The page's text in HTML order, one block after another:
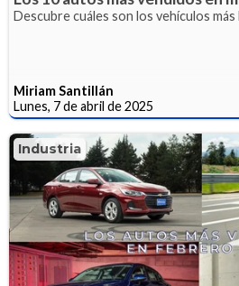
Descubre cuáles son los vehículos
Miriam Santillán
Lunes, 7 de abril de 2025
Industria